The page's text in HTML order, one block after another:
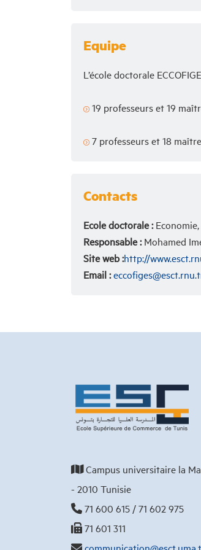
Equipe
L’école doctorale
19 professeurs et 19
7 professeurs et 18
Contacts
Ecole doctorale :
Responsable :Mohamed
Site web :http://
Email :
Campus universitaire la
- 2010 Tunisie
71 600 615 / 71 602 975
71 601 311